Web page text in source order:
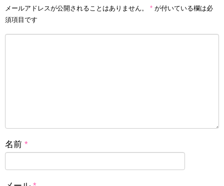
メールアドレスが公開されることはありません。 * が付いている欄は必
須項目です
名前 *